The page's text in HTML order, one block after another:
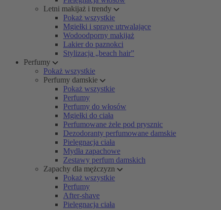
Letni makijaż i trendy
Pokaż wszystkie
Mgiełki i spraye utrwalające
Wodoodporny makijaż
Lakier do paznokci
Stylizacja „beach hair”
Perfumy
Pokaż wszystkie
Perfumy damskie
Pokaż wszystkie
Perfumy
Perfumy do włosów
Mgiełki do ciała
Perfumowane żele pod prysznic
Dezodoranty perfumowane damskie
Pielęgnacja ciała
Mydła zapachowe
Zestawy perfum damskich
Zapachy dla mężczyzn
Pokaż wszystkie
Perfumy
After-shave
Pielęgnacja ciała